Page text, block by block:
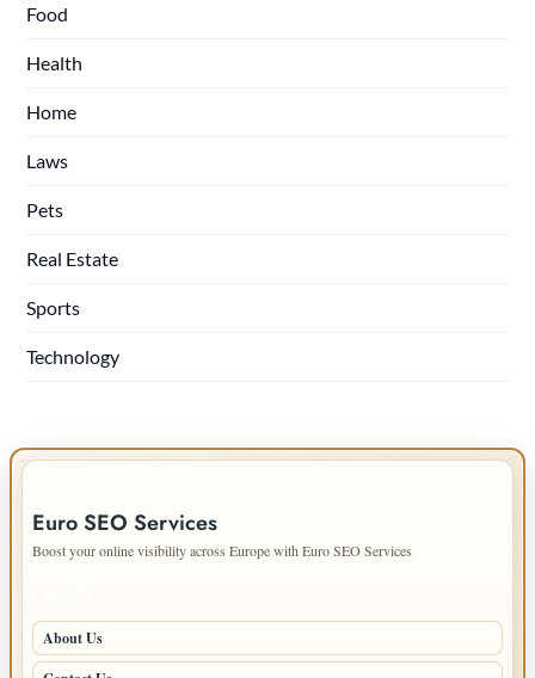
Food
Health
Home
Laws
Pets
Real Estate
Sports
Technology
Euro SEO Services
Boost your online visibility across Europe with Euro SEO Services
About Us